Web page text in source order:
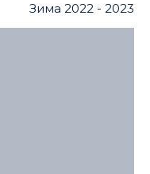
Зима 2022 - 2023